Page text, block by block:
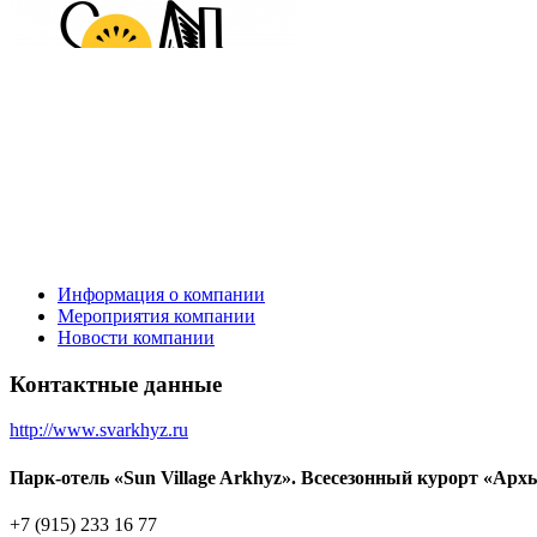
Информация о компании
Мероприятия компании
Новости компании
Контактные данные
http://www.svarkhyz.ru
Парк-отель «Sun Village Arkhyz». Всесезонный курорт
+7 (915) 233 16 77